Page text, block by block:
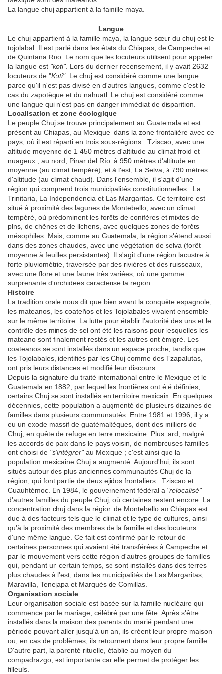
La langue chuj appartient à la famille maya.
Langue
Le chuj appartient à la famille maya, la langue sœur du chuj est le
tojolabal. Il est parlé dans les états du Chiapas, de Campeche et
de Quintana Roo. Le nom que les locuteurs utilisent pour appeler
la langue est "koti". Lors du dernier recensement, il y avait 2632
locuteurs de "Koti". Le chuj est considéré comme une langue
parce qu'il n'est pas divisé en d'autres langues, comme c'est le
cas du zapotèque et du nahuatl. Le chuj est considéré comme
une langue qui n'est pas en danger immédiat de disparition.
Localisation et zone écologique
Le peuple Chuj se trouve principalement au Guatemala et est
présent au Chiapas, au Mexique, dans la zone frontalière avec ce
pays, où il est réparti en trois sous-régions : Tziscao, avec une
altitude moyenne de 1 450 mètres d'altitude au climat froid et
nuageux ; au nord, Pinar del Río, à 950 mètres d'altitude en
moyenne (au climat tempéré), et à l'est, La Selva, à 790 mètres
d'altitude (au climat chaud). Dans l'ensemble, il s'agit d'une
région qui comprend trois municipalités constitutionnelles : La
Trinitaria, La Independencia et Las Margaritas. Ce territoire est
situé à proximité des lagunes de Montebello, avec un climat
tempéré, où prédominent les forêts de conifères et mixtes de
pins, de chênes et de lichens, avec quelques zones de forêts
mésophiles. Mais, comme au Guatemala, la région s'étend aussi
dans des zones chaudes, avec une végétation de selva (forêt
moyenne à feuilles persistantes). Il s'agit d'une région lacustre à
forte pluviométrie, traversée par des rivières et des ruisseaux,
avec une flore et une faune très variées, où une gamme
surprenante d'orchidées caractérise la région.
Histoire
La tradition orale nous dit que bien avant la conquête espagnole,
les mateanos, les coateños et les Tojolabales vivaient ensemble
sur le même territoire. La lutte pour établir l'autorité des uns et le
contrôle des mines de sel ont été les raisons pour lesquelles les
mateano sont finalement restés et les autres ont émigré. Les
coateanos se sont installés dans un espace proche, tandis que
les Tojolabales, identifiés par les Chuj comme des Tzapalutas,
ont pris leurs distances et modifié leur discours.
Depuis la signature du traité international entre le Mexique et le
Guatemala en 1882, par lequel les frontières ont été définies,
certains Chuj se sont installés en territoire mexicain. En quelques
décennies, cette population a augmenté de plusieurs dizaines de
familles dans plusieurs communautés. Entre 1981 et 1996, il y a
eu un exode massif de guatémaltèques, dont des milliers de
Chuj, en quête de refuge en terre mexicaine. Plus tard, malgré
les accords de paix dans le pays voisin, de nombreuses familles
ont choisi de "s'intégrer"au Mexique ; c'est ainsi que la
population mexicaine Chuj a augmenté. Aujourd'hui, ils sont
situés autour des plus anciennes communautés Chuj de la
région, qui font partie de deux ejidos frontaliers : Tziscao et
Cuauhtémoc. En 1984, le gouvernement fédéral a "relocalisé"
d'autres familles du peuple Chuj, où certaines restent encore. La
concentration chuj dans la région de Montebello au Chiapas est
due à des facteurs tels que le climat et le type de cultures, ainsi
qu'à la proximité des membres de la famille et des locuteurs
d'une même langue. Ce fait est confirmé par le retour de
certaines personnes qui avaient été transférées à Campeche et
par le mouvement vers cette région d'autres groupes de familles
qui, pendant un certain temps, se sont installés dans des terres
plus chaudes à l'est, dans les municipalités de Las Margaritas,
Maravilla, Tenejapa et Marqués de Comillas.
Organisation sociale
Leur organisation sociale est basée sur la famille nucléaire qui
commence par le mariage, célébré par une fête. Après s'être
installés dans la maison des parents du marié pendant une
période pouvant aller jusqu'à un an, ils créent leur propre maison
ou, en cas de problèmes, ils retournent dans leur propre famille.
D'autre part, la parenté rituelle, établie au moyen du
compadrazgo, est importante car elle permet de protéger les
filleuls.